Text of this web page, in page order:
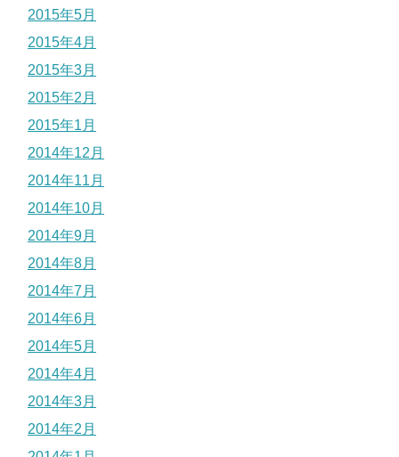
2015年5月
2015年4月
2015年3月
2015年2月
2015年1月
2014年12月
2014年11月
2014年10月
2014年9月
2014年8月
2014年7月
2014年6月
2014年5月
2014年4月
2014年3月
2014年2月